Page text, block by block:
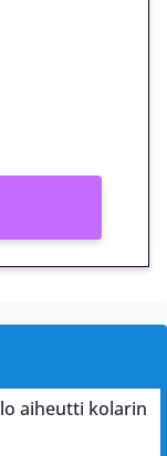
aiheutti kolarin